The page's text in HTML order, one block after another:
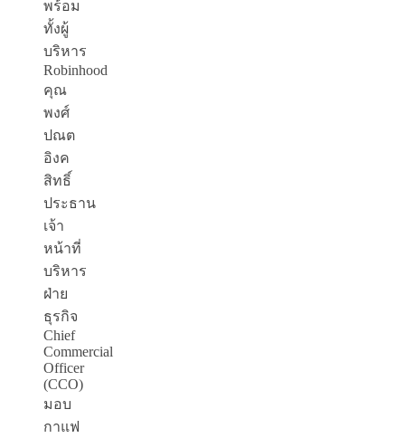
พร้อม
ทั้งผู้
บริหาร
Robinhood
คุณ
พงศ์
ปณต
อิงค
สิทธิ์
ประธาน
เจ้า
หน้าที่
บริหาร
ฝ่าย
ธุรกิจ
Chief
Commercial
Officer
(CCO)
มอบ
กาแฟ